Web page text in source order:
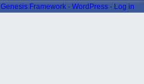
Genesis Framework · WordPress · Log in